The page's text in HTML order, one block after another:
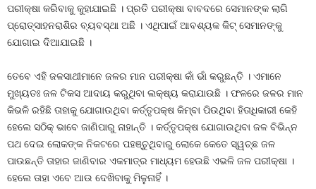
ପରୀକ୍ଷା କରିବାକୁ କୁହାଯାଇଛି । ପ୍ରତି ପରୀକ୍ଷା ବାବଦରେ ସେମାନଙ୍କ ଲାଗି
ପ୍ରୋତ୍ସାହନରାଶିର ବ୍ୟବସ୍ଥା ଅଛି । ଏଥିପାଇଁ ଆବଶ୍ୟକ କିଟ୍‍ ସେମାନଙ୍କୁ
ଯୋଗାଇ ଦିଆଯାଇଛି ।
ତେବେ ଏହି ଜଳସାଥୀମାନେ ଜଳର ମାନ ପରୀକ୍ଷା କାଁ ଭାଁ କରୁଛନ୍ତି । ଏମାନେ
ମୁଖ୍ୟତଃ ଜଳ ଟିକସ ଆଦାୟ କରୁଥିବା ଲକ୍ଷ୍ୟ କରାଯାଉଛି । ଫଳରେ ଜଳର ମାନ
କିଭଳି ରହିଛି ତାହାକୁ ଯୋଗାଉଥିବା କର୍ତ୍ତୃପକ୍ଷ କିମ୍ବା ପିଉଥିବା ହିତାଧିକାରୀ କେହି
ହେଲେ ସଠିକ୍‍ ଭାବେ ଜାଣିପାରୁ ନାହାନ୍ତି । କର୍ତ୍ତୃପକ୍ଷ ଯୋଗାଉଥିବା ଜଳ ବିଭିନ୍ନ
ପଥ ଦେଇ ଲୋକଙ୍କ ନିକଟରେ ପହଞ୍ଚୁଥିବାରୁ ଲୋକେ କେତେ ସ୍ୱଚ୍ଛ ଜଳ
ପାଉଛନ୍ତି ତାହାର ଜାଣିବାର ଏକମାତ୍ର ମାଧ୍ୟମ ହେଉଛି ଏଭଳି ଜଳ ପରୀକ୍ଷା ।
ହେଲେ ତାହା ଏବେ ଆଉ ଦେଖିବାକୁ ମିଳୁନାହିଁ ।